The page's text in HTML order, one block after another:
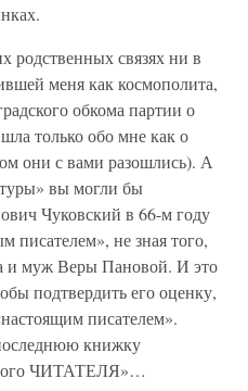
родственных связях ни в
меня как космополита,
обкома партии о
только обо мне как о
они с вами разошлись). А
вы могли бы
Чуковский в 66-м году
писателем», не зная того,
и муж Веры Пановой. И это
подтвердить его оценку,
писателем».
книжку
ЧИТАТЕЛЯ»…